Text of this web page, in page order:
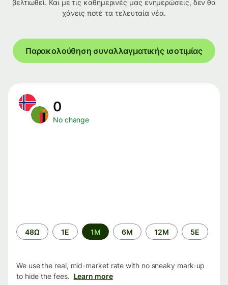
βελτιωθεί. Και με τις καθημερινές μας ενημερώσεις, δεν θα
χάνεις ποτέ τα τελευταία νέα.
Παρακολούθηση συναλλαγματικής ισοτιμίας
0
No change
Time
period
48Ω 1Ε 1M 6M 12M 5Ε
We use the real, mid-market rate with no sneaky mark-up
to hide the fees. Learn more